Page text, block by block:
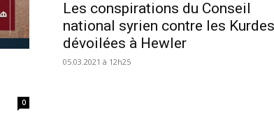
0
Les conspirations du Conseil
national syrien contre les Kurdes
dévoilées à Hewler
05.03.2021 à 12h25